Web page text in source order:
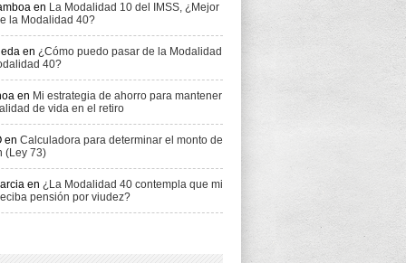
en La Modalidad 10 del IMSS, ¿Mejor
la Modalidad 40?
en ¿Cómo puedo pasar de la Modalidad
40?
en Mi estrategia de ahorro para mantener
de vida en el retiro
en Calculadora para determinar el monto de
(Ley 73)
en ¿La Modalidad 40 contempla que mi
pensión por viudez?